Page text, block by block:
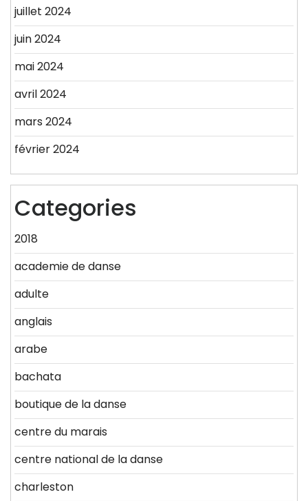
juillet 2024
juin 2024
mai 2024
avril 2024
mars 2024
février 2024
Categories
2018
academie de danse
adulte
anglais
arabe
bachata
boutique de la danse
centre du marais
centre national de la danse
charleston